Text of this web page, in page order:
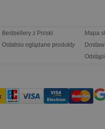
Bestsellery z Polski
Ostatnio oglądane produkty
Mapa